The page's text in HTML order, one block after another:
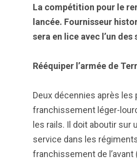
La compétition pour le
lancée. Fournisseur
sera en lice avec l’un
Rééquiper l’armée de
Deux décennies après les
franchissement léger-
les rails. Il doit aboutir sur
service dans les
franchissement de